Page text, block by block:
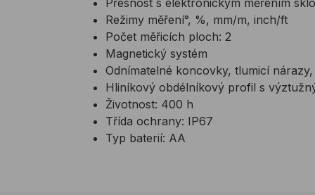
Režimy měření°, %, mm/m, inch/ft
Počet měřicích ploch: 2
Magnetický systém
Odnímatelné koncovky, tlumicí
Hliníkový obdélníkový profil s
Životnost: 400 h
Třída ochrany: IP67
Typ baterií: AA